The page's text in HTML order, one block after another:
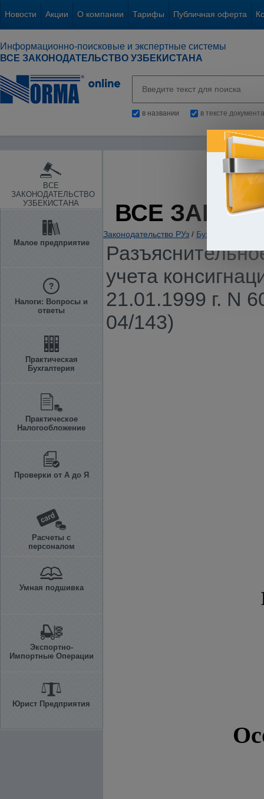
Новости Акции О компании Тарифы Публичная оферта
Информационно-поисковые и экспертные системы
ВСЕ ЗАКОНОДАТЕЛЬСТВО УЗБЕКИСТАНА
в названии в тексте документа
ВСЕ
ЗАКОНОДАТЕЛЬСТВО
УЗБЕКИСТАНА
Малое предприятие
Налоги: Вопросы и
ответы
Практическая
Бухгалтерия
Практическое
Налогообложение
Проверки от А до Я
Расчеты с
персоналом
Умная подшивка
Экспортно-
Импортные Операции
Юрист Предприятия
ВСЕ
Законодательство РУз / Бухгалтерский
учета
21.01.1999 г. N
04/143)